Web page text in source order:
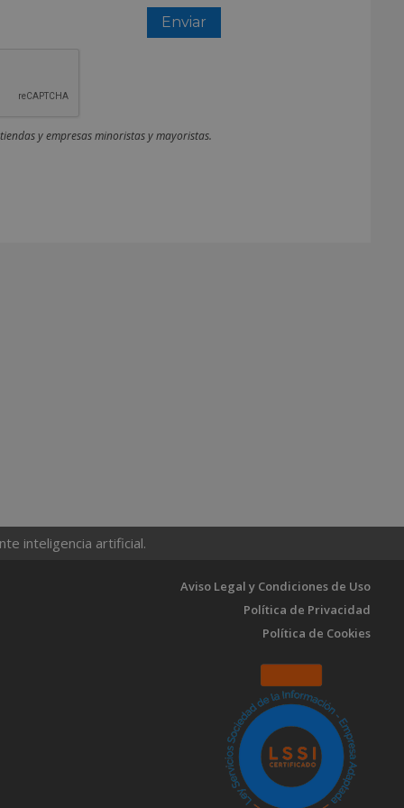
y empresas minoristas y mayoristas.
inteligencia artificial.
Aviso Legal y Condiciones de Uso
Política de Privacidad
Política de Cookies